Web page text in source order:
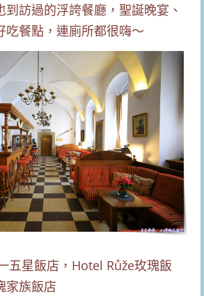
到訪過的浮誇餐廳，聖誕晚宴、
吃餐點，連廁所都很嗨～
五星飯店，Hotel Růže玫瑰飯
家族飯店